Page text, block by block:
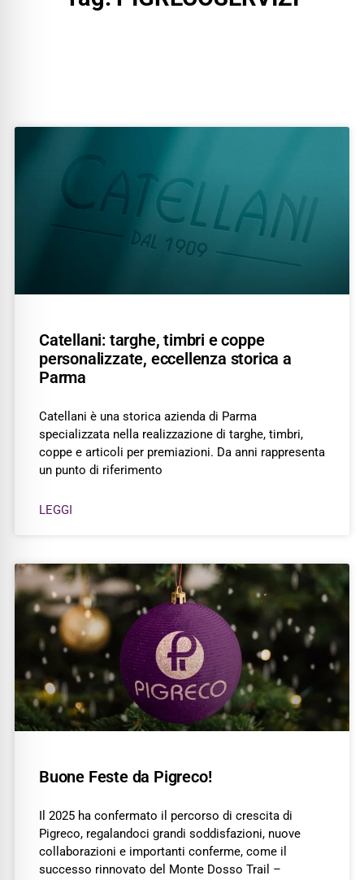
Catellani: targhe, timbri e coppe
personalizzate, eccellenza storica a
Parma
Catellani è una storica azienda di Parma
specializzata nella realizzazione di targhe, timbri,
coppe e articoli per premiazioni. Da anni rappresenta
un punto di riferimento
LEGGI
Buone Feste da Pigreco!
Il 2025 ha confermato il percorso di crescita di
Pigreco, regalandoci grandi soddisfazioni, nuove
collaborazioni e importanti conferme, come il
successo rinnovato del Monte Dosso Trail –